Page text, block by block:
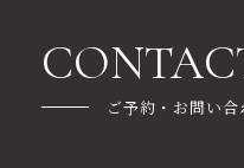
ご予約・お問い合